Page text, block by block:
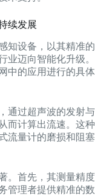
续发展
知设备，以其精准的
业迈向智能化升级。
中的应用进行的具体
通过超声波的发射与
而计算出流速。这种
流量计的磨损和阻塞
。首先，其测量精度
管理者提供精准的数